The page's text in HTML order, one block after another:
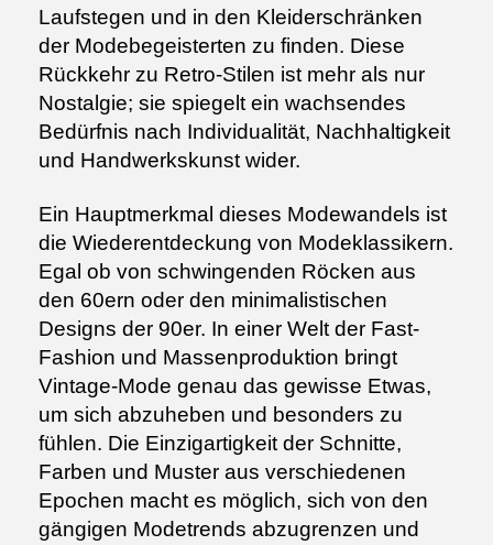
Laufstegen und in den Kleiderschränken
der Modebegeisterten zu finden. Diese
Rückkehr zu Retro-Stilen ist mehr als nur
Nostalgie; sie spiegelt ein wachsendes
Bedürfnis nach Individualität, Nachhaltigkeit
und Handwerkskunst wider.
Ein Hauptmerkmal dieses Modewandels ist
die Wiederentdeckung von Modeklassikern.
Egal ob von schwingenden Röcken aus
den 60ern oder den minimalistischen
Designs der 90er. In einer Welt der Fast-
Fashion und Massenproduktion bringt
Vintage-Mode genau das gewisse Etwas,
um sich abzuheben und besonders zu
fühlen. Die Einzigartigkeit der Schnitte,
Farben und Muster aus verschiedenen
Epochen macht es möglich, sich von den
gängigen Modetrends abzugrenzen und